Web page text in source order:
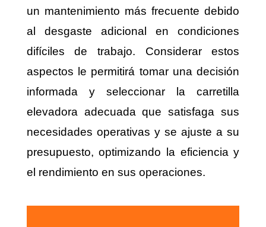
un mantenimiento más frecuente debido
al desgaste adicional en condiciones
difíciles de trabajo. Considerar estos
aspectos le permitirá tomar una decisión
informada y seleccionar la carretilla
elevadora adecuada que satisfaga sus
necesidades operativas y se ajuste a su
presupuesto, optimizando la eficiencia y
el rendimiento en sus operaciones.